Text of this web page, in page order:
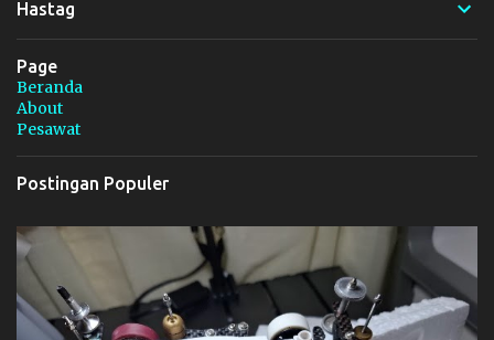
Hastag
Page
Beranda
About
Pesawat
Postingan Populer